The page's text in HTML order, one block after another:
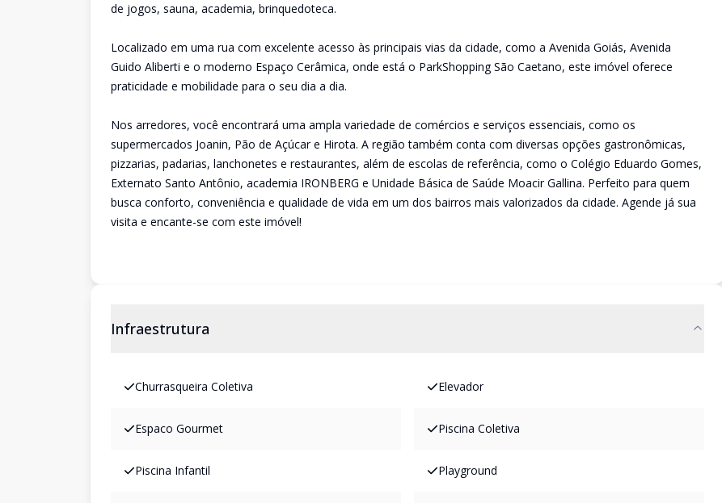
de jogos, sauna, academia, brinquedoteca.
Localizado em uma rua com excelente acesso às principais vias da cidade, como a Avenida Goiás, Avenida
Guido Aliberti e o moderno Espaço Cerâmica, onde está o ParkShopping São Caetano, este imóvel oferece
praticidade e mobilidade para o seu dia a dia.
Nos arredores, você encontrará uma ampla variedade de comércios e serviços essenciais, como os
supermercados Joanin, Pão de Açúcar e Hirota. A região também conta com diversas opções gastronômicas,
pizzarias, padarias, lanchonetes e restaurantes, além de escolas de referência, como o Colégio Eduardo Gomes,
Externato Santo Antônio, academia IRONBERG e Unidade Básica de Saúde Moacir Gallina. Perfeito para quem
busca conforto, conveniência e qualidade de vida em um dos bairros mais valorizados da cidade. Agende já sua
visita e encante-se com este imóvel!
Infraestrutura
Churrasqueira Coletiva Elevador
Espaco Gourmet Piscina Coletiva
Piscina Infantil Playground